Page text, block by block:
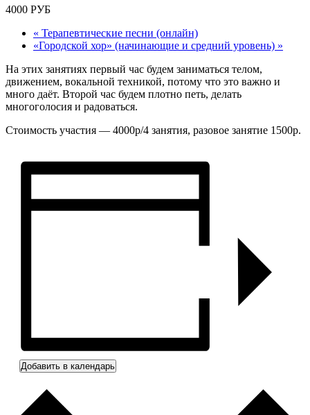
4000 РУБ
« Терапевтические песни (онлайн)
«Городской хор» (начинающие и средний уровень) »
На этих занятиях первый час будем заниматься телом,
движением, вокальной техникой, потому что это важно и
много даёт. Второй час будем плотно петь, делать
многоголосия и радоваться.
Стоимость участия — 4000р/4 занятия, разовое занятие 1500р.
Добавить в календарь